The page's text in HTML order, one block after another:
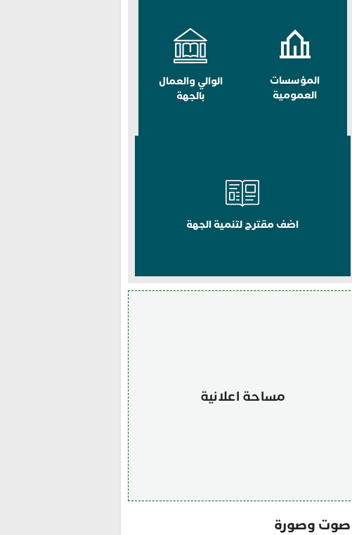
المؤسسات
العمومية
الوالي والعمال
بالجهة
اضف مقترح لتنمية الجهة
مساحة اعلانية
صوت وصورة